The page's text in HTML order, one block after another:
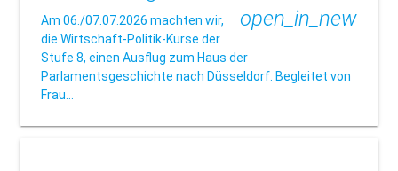
open_in_new
Am 06./07.07.2026 machten wir,
die Wirtschaft-Politik-Kurse der
Stufe 8, einen Ausflug zum Haus der
Parlamentsgeschichte nach Düsseldorf. Begleitet von
Frau…